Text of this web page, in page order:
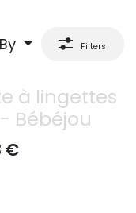
Filters
à lingettes
Bébéjou
€